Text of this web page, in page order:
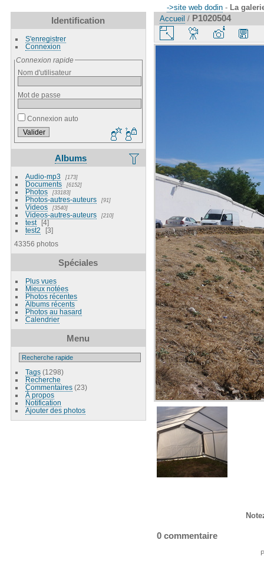
->site web dodin - La
Identification
S'enregistrer
Connexion
Connexion rapide
Nom d'utilisateur
Mot de passe
Connexion auto
Albums
Audio-mp3 173
Documents 6152
Photos 33183
Photos-autres-auteurs 91
Videos 3540
Videos-autres-auteurs 210
test
4
test2
3
43356 photos
Spéciales
Plus vues
Mieux notées
Photos récentes
Albums récents
Photos au hasard
Calendrier
Menu
Tags(1298)
Recherche
Commentaires(23)
À propos
Notification
Ajouter des photos
Accueil / P1020504
0 commentaire